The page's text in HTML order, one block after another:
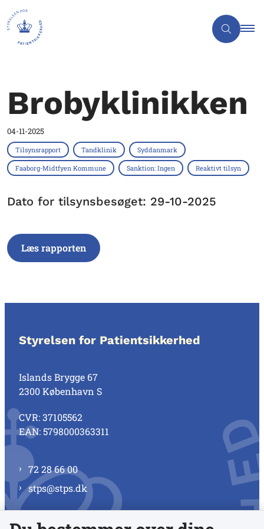
Brobyklinikken
04-11-2025
Tilsynsrapport Tandklinik Syddanmark
Faaborg-Midtfyen Kommune Sanktion: Ingen Reaktivt tilsyn
Dato for tilsynsbesøget: 29-10-2025
Læs rapporten
Styrelsen for Patientsikkerhed
Islands Brygge 67
2300 København S
CVR: 37105562
EAN: 5798000363311
72 28 66 00
stps@stps.dk